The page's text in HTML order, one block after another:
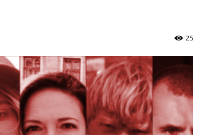
–
25